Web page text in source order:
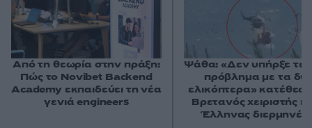
Από τη θεωρία στην πράξη:
Πώς το Novibet Backend
Academy εκπαιδεύει τη νέα
γενιά engineers
Ψάθα: «Δεν υπήρξε
πρόβλημα με τα
ελικόπτερα»
Βρετανός χειριστής
Έλληνας